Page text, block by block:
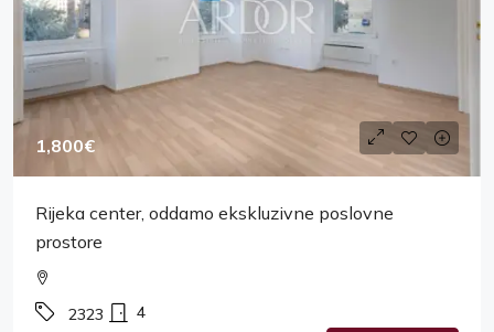
1,800€
Rijeka center, oddamo ekskluzivne poslovne
prostore
2323 4